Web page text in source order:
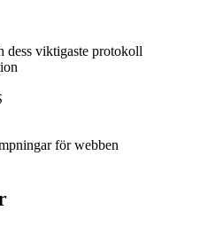
dess viktigaste protokoll
för webben